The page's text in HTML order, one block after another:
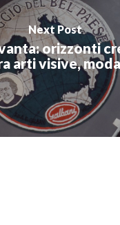
Next Post
orizzonti
arti visive,